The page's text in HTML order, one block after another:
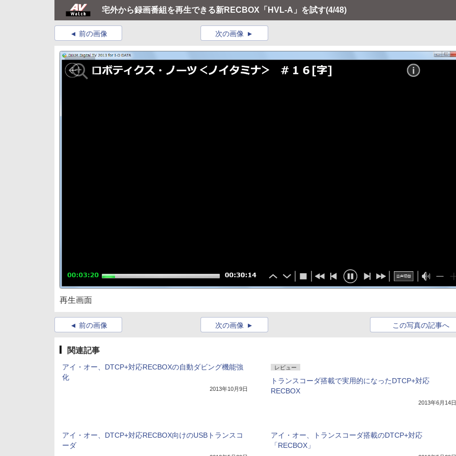
宅外から録画番組を再生できる新RECBOX「HVL-A」を試す(4/48)
前の画像 次の画像
再生画面
前の画像 この写真の記事へ
次の画像
関連記事
アイ・オー、DTCP+対応RECBOXの自動ダビング機能強
化
2013年10月9日
レビュー
トランスコーダ搭載で実用的になったDTCP+対応
RECBOX
2013年6月14日
アイ・オー、DTCP+対応RECBOX向けのUSBトランスコ
ーダ
アイ・オー、トランスコーダ搭載のDTCP+対応
「RECBOX」